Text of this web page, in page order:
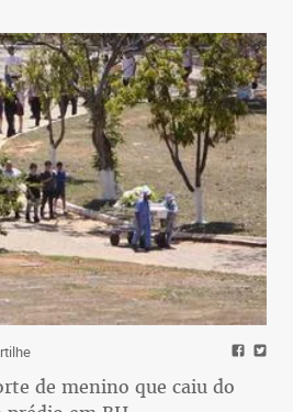
de menino que caiu do